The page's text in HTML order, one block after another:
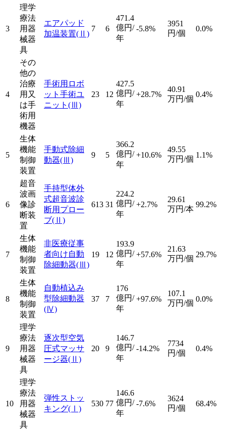
3
理学
療法
用器
械器
具
エアパッド
加温装置(Ⅱ)
7 6
471.4
億円/
年
-5.8%
3951
円/個
0.0%
4
その
他の
治療
用又
は手
術用
機器
手術用ロボ
ット手術ユ
ニット (Ⅲ)
23 12
427.5
億円/
年
+28.7%
40.91
万円/個
0.4%
5
生体
機能
制御
装置
手動式除細
動器(Ⅲ)
9 5
366.2
億円/
年
+10.6%
49.55
万円/個 1.1%
6
超音
波画
像診
断装
置
手持型体外
式超音波診
断用プロー
ブ(Ⅱ)
613 31
224.2
億円/
年
+2.7%
29.61
万円/本
99.2%
7
生体
機能
制御
装置
非医療従事
者向け自動
除細動器(Ⅲ)
19 12
193.9
億円/
年
+57.6%
21.63
万円/個 29.7%
8
生体
機能
制御
装置
自動植込み
型除細動器
(Ⅳ)
37 7
176
億円/
年
+97.6%
107.1
万円/個 0.0%
9
理学
療法
用器
械器
具
逐次型空気
圧式マッサ
ージ器(Ⅱ)
20 9
146.7
億円/
年
-14.2%
7734
円/個
0.4%
10
理学
療法
用器
械器
具
弾性ストッ
キング(Ⅰ)
530 77
146.6
億円/
年
-7.6%
3624
円/個
68.4%